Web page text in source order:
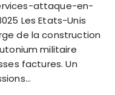
attaque-en-
Les Etats-Unis
de la construction
militaire
factures. Un